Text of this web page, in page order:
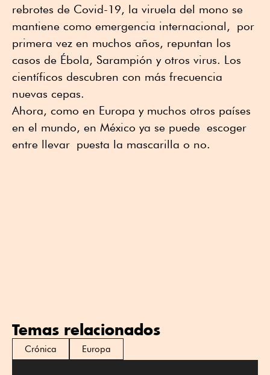
rebrotes de Covid-19, la viruela del mono se
mantiene como emergencia internacional, por
primera vez en muchos años, repuntan los
casos de Ébola, Sarampión y otros virus. Los
científicos descubren con más frecuencia
nuevas cepas.
Ahora, como en Europa y muchos otros países
en el mundo, en México ya se puede escoger
entre llevar puesta la mascarilla o no.
Temas relacionados
Crónica Europa